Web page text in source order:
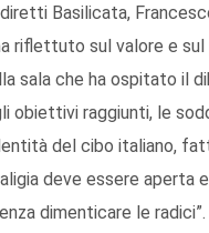
Basilicata,
riflettuto sul valore e sul
sala che ha ospitato il
obiettivi raggiunti, le
del cibo italiano,
deve essere aperta
dimenticare le